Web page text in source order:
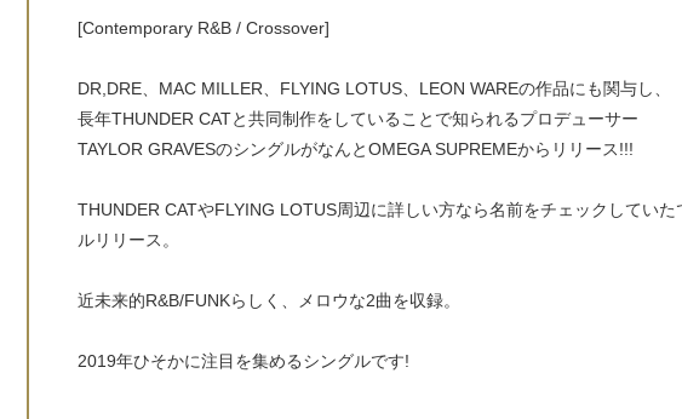
[Contemporary R&B / Crossover]
DR,DRE、MAC MILLER、FLYING LOTUS、LEON WAREの作品にも関与し、
長年THUNDER CATと共同制作をしていることで知られるプロデューサー
TAYLOR GRAVESのシングルがなんとOMEGA SUPREMEからリリース!!!
THUNDER CATやFLYING LOTUS周辺に詳しい方なら名前をチェックしてい
ルリリース。
近未来的R&B/FUNKらしく、メロウな2曲を収録。
2019年ひそかに注目を集めるシングルです!